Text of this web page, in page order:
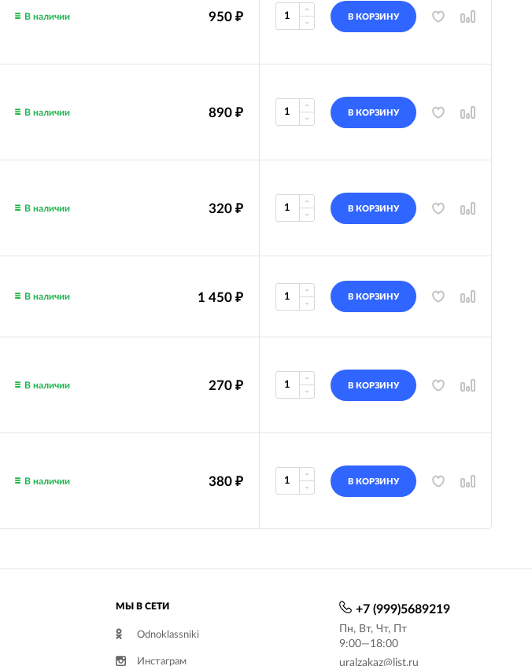
950 ₽
В наличии В КОРЗИНУ
890 ₽
В наличии В КОРЗИНУ
320 ₽
В наличии В КОРЗИНУ
1 450 ₽
В наличии В КОРЗИНУ
270 ₽
В наличии В КОРЗИНУ
380 ₽
В наличии В КОРЗИНУ
МЫ В СЕТИ
Odnoklassniki
Инстаграм
+7 (999)5689219
Пн, Вт, Чт, Пт
9:00—18:00
uralzakaz@list.ru